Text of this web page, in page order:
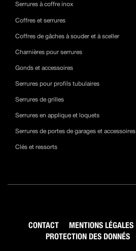
Serrures à coffre inox
Coffres et serrures
Coffres de gâches à souder et à sceller
Charnières pour serrures
Gonds et accessoires
Serrures pour profils tubulaires
Serrures de grilles
Serrures en applique et loquets
Serrures de portes de garages et accessoires
Clés et ressorts
CONTACT MENTIONS LÉGALES
PROTECTION DES DONNÉS